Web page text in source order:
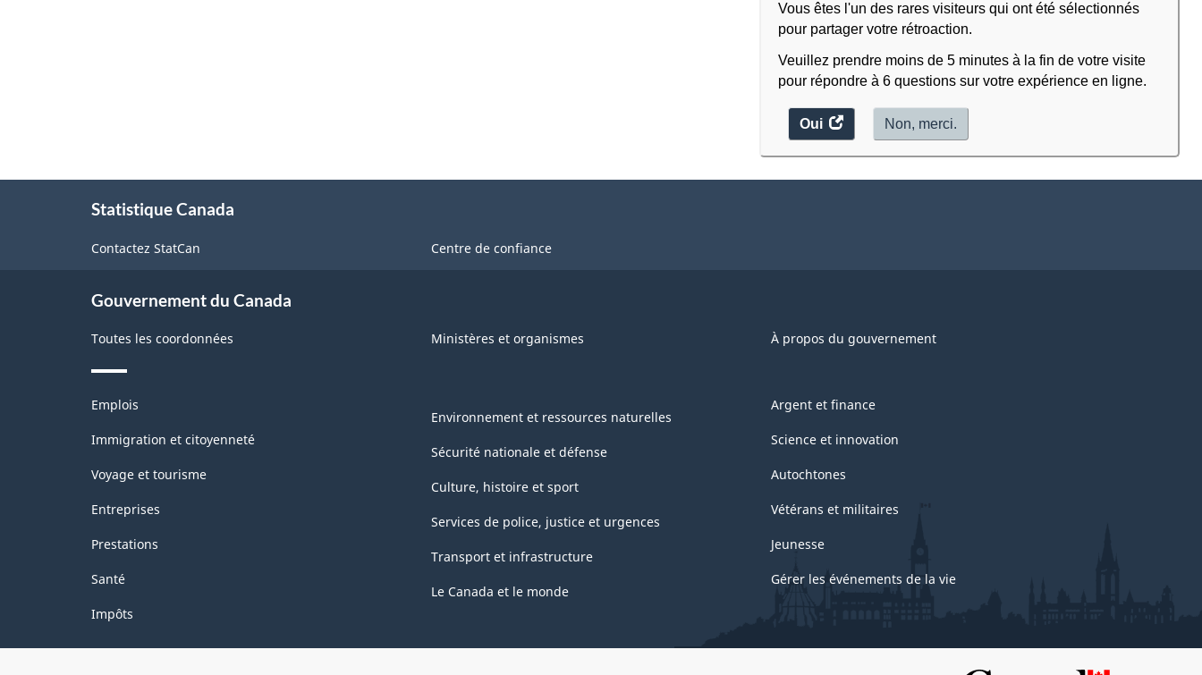
Vous êtes l'un des rares visiteurs qui ont été sélectionnés
pour partager votre rétroaction.
Veuillez prendre moins de 5 minutes à la fin de votre visite
pour répondre à 6 questions sur votre expérience en ligne.
Oui
accéder
au
Non, merci.
Statistique Canada
Contactez StatCan Centre de confiance
Gouvernement du Canada
Toutes les coordonnées Ministères et organismes À propos du gouvernement
Thèmes
sujets
Emplois
Immigration et citoyenneté
Voyage et tourisme
Entreprises
Prestations
Santé
Impôts
Environnement et ressources naturelles
Sécurité nationale et défense
Culture, histoire et sport
Services de police, justice et urgences
Transport et infrastructure
Le Canada et le monde
Argent et finance
Science et innovation
Autochtones
Vétérans et militaires
Jeunesse
Gérer les événements de la vie